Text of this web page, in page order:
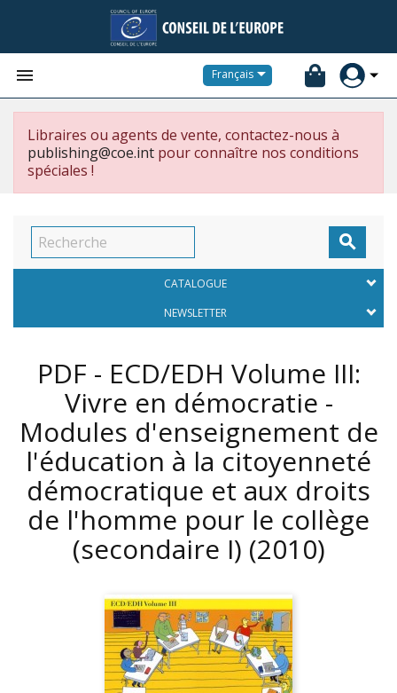
 Français
Libraires ou agents de vente, contactez-nous à
publishing@coe.int pour connaître nos conditions
spéciales !

CATALOGUE
NEWSLETTER
PDF - ECD/EDH Volume III:
Vivre en démocratie -
Modules d'enseignement de
l'éducation à la citoyenneté
démocratique et aux droits
de l'homme pour le collège
(secondaire I) (2010)